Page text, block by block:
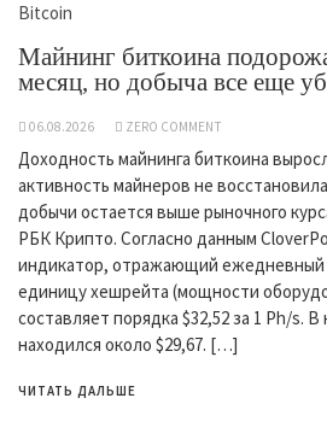
Bitcoin
Майнинг биткоина
месяц, но добыча все еще
06.08.2026 ZERO COMMENT
Доходность майнинга биткоина
активность майнеров не
добычи остается выше рыночного
РБК Крипто. Согласно данным
индикатор, отражающий ежедневный
единицу хешрейта (мощности
составляет порядка $32,52 за 1 Ph/s.
находился около $29,67. […]
ЧИТАТЬ ДАЛЬШЕ